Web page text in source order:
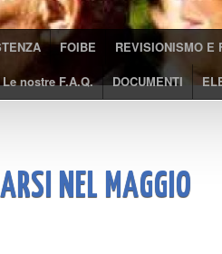
FOIBE REVISIONISMO E
Le nostre F.A.Q. DOCUMENTI
NEL MAGGIO